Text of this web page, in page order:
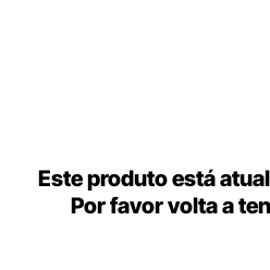
Este produto está
Por favor volta a